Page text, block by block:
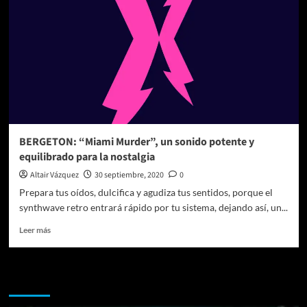
BERGETON: “Miami Murder”, un sonido potente y
equilibrado para la nostalgia
Altair Vázquez 30 septiembre, 2020
0
Prepara tus oídos, dulcifica y agudiza tus sentidos, porque el
synthwave retro entrará rápido por tu sistema, dejando así, un...
Leer másLeer
Murder”,